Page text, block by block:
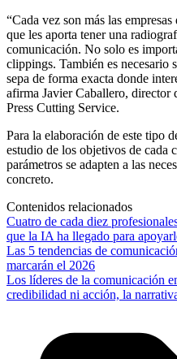
“Cada vez son más las
que les aporta tener una
comunicación. No solo es
clippings. También es necesario
sepa de forma exacta donde
afirma Javier Caballero, director
Press Cutting Service.
Para la elaboración de este tipo
estudio de los objetivos de cada
parámetros se adapten a las
concreto.
Contenidos relacionados
Cuatro de cada diez
que la IA ha llegado para
Las 5 tendencias de
marcarán el 2026
Los líderes de la comunicación
credibilidad ni acción, la